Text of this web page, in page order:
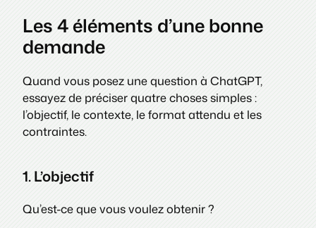
Les 4 éléments d’une bonne
demande
Quand vous posez une question à ChatGPT,
essayez de préciser quatre choses simples :
l’objectif, le contexte, le format attendu et les
contraintes.
1. L’objectif
Qu’est-ce que vous voulez obtenir ?